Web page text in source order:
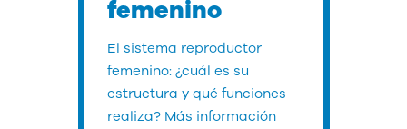
femenino
El sistema reproductor
femenino: ¿cuál es su
estructura y qué funciones
realiza? Más información